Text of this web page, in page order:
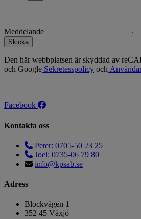
Meddelande
Skicka
Den här webbplatsen är skyddad av
och Google Sekretesspolicy och
Facebook
Kontakta oss
Peter: 0705-50 23 25
Joel: 0735-06 79 80
info@kpsab.se
Adress
Blockvägen 1
352 45 Växjö